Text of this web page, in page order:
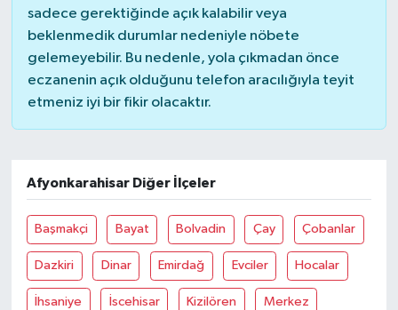
sadece gerektiğinde açık kalabilir veya
beklenmedik durumlar nedeniyle nöbete
gelemeyebilir. Bu nedenle, yola çıkmadan önce
eczanenin açık olduğunu telefon aracılığıyla teyit
etmeniz iyi bir fikir olacaktır.
Afyonkarahisar Diğer İlçeler
Başmakçi Bayat Bolvadin Çay Çobanlar
Dazkiri Dinar Emirdağ Evciler Hocalar
İhsaniye İscehisar Kizilören Merkez